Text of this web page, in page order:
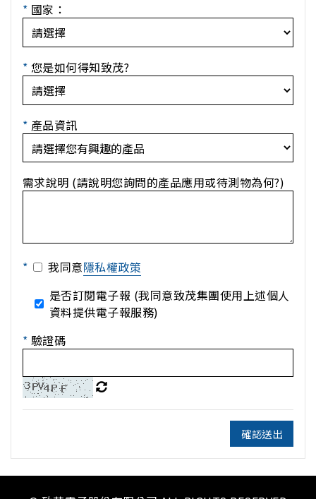
* 國家：
* 您是如何得知致茂?
* 產品資訊
需求說明 (請說明您詢問的產品應用或待測物為何?)
* 我同意隱私權政策
是否訂閱電子報 (我同意致茂集團使用上述個人
資料提供電子報服務)
* 驗證碼
確認送出